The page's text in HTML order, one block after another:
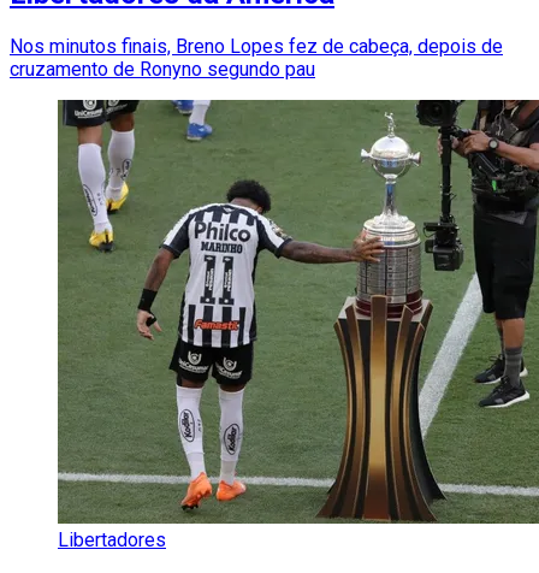
Nos minutos finais, Breno Lopes fez de cabeça, depois de
cruzamento de Ronyno segundo pau
Libertadores